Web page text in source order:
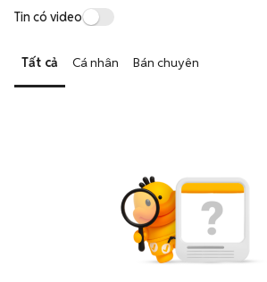
Tin có video
Tất cả Cá nhân Bán chuyên